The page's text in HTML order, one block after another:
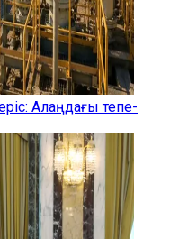
Алаңдағы тепе-